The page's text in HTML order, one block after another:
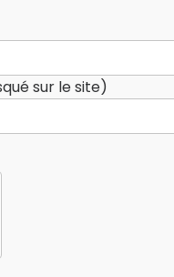
sur le site)